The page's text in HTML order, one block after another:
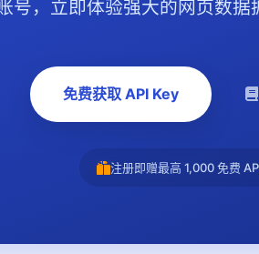
号，立即体验强大的网页数据
免费获取 API Key
注册即赠最高 1,000 免费